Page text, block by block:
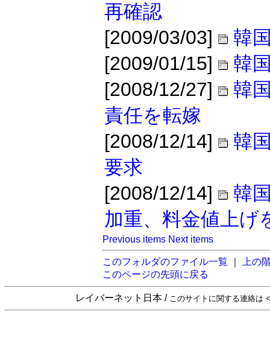
再確認
[2009/03/03]
韓
[2009/01/15]
韓
[2008/12/27]
韓
責任を転嫁
[2008/12/14]
韓
要求
[2008/12/14]
韓
加重、料金値上げ
Previous items Next items
このフォルダのファイル一覧
上の
このページの先頭に戻る
レイバーネット日本 / このサイトに関する連絡は